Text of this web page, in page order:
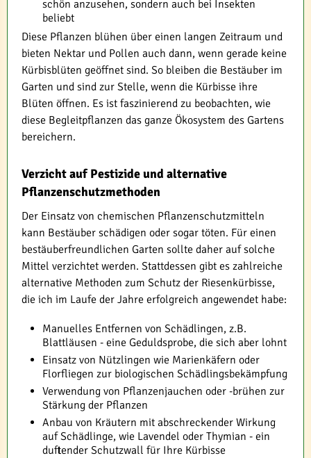
schön anzusehen, sondern auch bei Insekten
beliebt
Diese Pflanzen blühen über einen langen Zeitraum und
bieten Nektar und Pollen auch dann, wenn gerade keine
Kürbisblüten geöffnet sind. So bleiben die Bestäuber im
Garten und sind zur Stelle, wenn die Kürbisse ihre
Blüten öffnen. Es ist faszinierend zu beobachten, wie
diese Begleitpflanzen das ganze Ökosystem des Gartens
bereichern.
Verzicht auf Pestizide und alternative
Pflanzenschutzmethoden
Der Einsatz von chemischen Pflanzenschutzmitteln
kann Bestäuber schädigen oder sogar töten. Für einen
bestäuberfreundlichen Garten sollte daher auf solche
Mittel verzichtet werden. Stattdessen gibt es zahlreiche
alternative Methoden zum Schutz der Riesenkürbisse,
die ich im Laufe der Jahre erfolgreich angewendet habe:
Manuelles Entfernen von Schädlingen, z.B.
Blattläusen - eine Geduldsprobe, die sich aber lohnt
Einsatz von Nützlingen wie Marienkäfern oder
Florfliegen zur biologischen Schädlingsbekämpfung
Verwendung von Pflanzenjauchen oder -brühen zur
Stärkung der Pflanzen
Anbau von Kräutern mit abschreckender Wirkung
auf Schädlinge, wie Lavendel oder Thymian - ein
duftender Schutzwall für Ihre Kürbisse